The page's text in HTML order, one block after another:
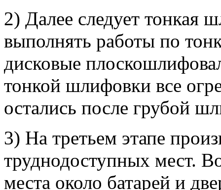
2) Далее следует тонкая
выполнять работы по
дисковые
тонкой шлифовки все
остались после грубой
3) На третьем этапе
труднодоступных мест.
места около батарей и